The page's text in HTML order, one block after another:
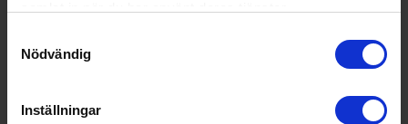
Nödvändig
Inställningar
Energimärkning
Energiklass: